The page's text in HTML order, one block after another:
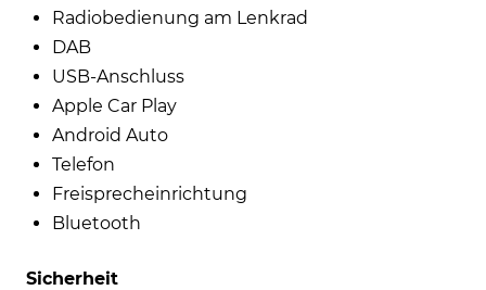
Radiobedienung am Lenkrad
DAB
USB-Anschluss
Apple Car Play
Android Auto
Telefon
Freisprecheinrichtung
Bluetooth
Sicherheit